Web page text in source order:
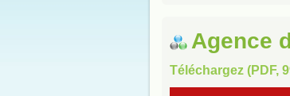
Agence
Téléchargez (PDF,